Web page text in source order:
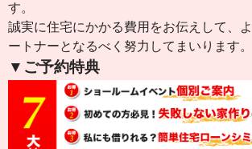
す。
誠実に住宅にかかる費用をお伝えして、
ートナーとなるべく努力してまいります。
▼ご予約特典